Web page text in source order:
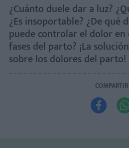
¿Cuánto duele dar a luz?
¿Es insoportable? ¿De qué
puede controlar el dolor en
fases del parto? ¡La
sobre los dolores del parto!
COMPARTIR
 